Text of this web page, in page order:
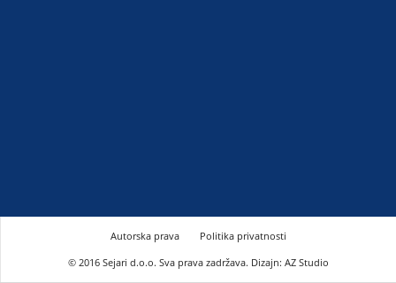
Autorska prava
Politika privatnosti
© 2016 Sejari d.o.o. Sva prava zadržava. Dizajn: AZ Studio